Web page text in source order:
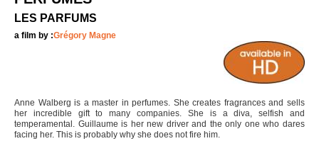
LES PARFUMS
a film by :Grégory Magne
Anne Walberg is a master in perfumes. She creates fragrances and sells
her incredible gift to many companies. She is a diva, selfish and
temperamental. Guillaume is her new driver and the only one who dares
facing her. This is probably why she does not fire him.